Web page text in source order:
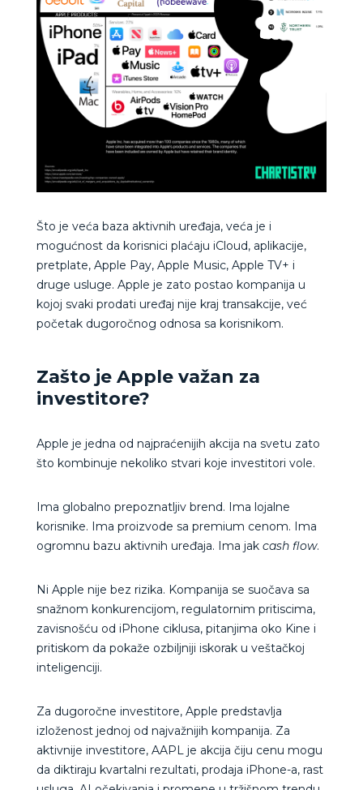
Što je veća baza aktivnih uređaja, veća je i
mogućnost da korisnici plaćaju iCloud, aplikacije,
pretplate, Apple Pay, Apple Music, Apple TV+ i
druge usluge. Apple je zato postao kompanija u
kojoj svaki prodati uređaj nije kraj transakcije, već
početak dugoročnog odnosa sa korisnikom.
Zašto je Apple važan za
investitore?
Apple je jedna od najpraćenijih akcija na svetu zato
što kombinuje nekoliko stvari koje investitori vole.
Ima globalno prepoznatljiv brend. Ima lojalne
korisnike. Ima proizvode sa premium cenom. Ima
ogromnu bazu aktivnih uređaja. Ima jak cash flow.
Ni Apple nije bez rizika. Kompanija se suočava sa
snažnom konkurencijom, regulatornim pritiscima,
zavisnošću od iPhone ciklusa, pitanjima oko Kine i
pritiskom da pokaže ozbiljniji iskorak u veštačkoj
inteligenciji.
Za dugoročne investitore, Apple predstavlja
izloženost jednoj od najvažnijih kompanija. Za
aktivnije investitore, AAPL je akcija čiju cenu mogu
da diktiraju kvartalni rezultati, prodaja iPhone-a, rast